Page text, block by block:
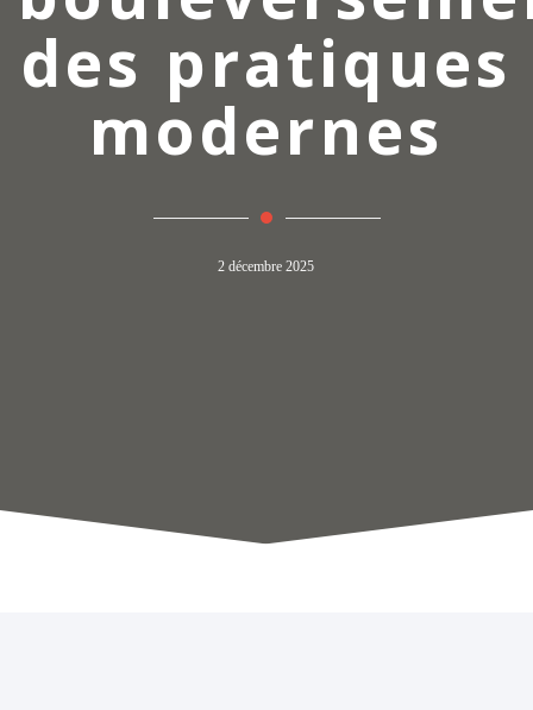
des pratiques
modernes
2 décembre 2025